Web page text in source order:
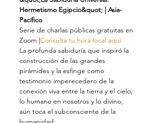
Hermetismo Egipcio&quot; | Asia-
Pacífico
Serie de charlas públicas gratuitas en
Zoom |Consulta tu hora local aquí
La profunda sabiduría que inspiró la
construcción de las grandes
pirámides y la esfinge como
testimonio imperecedero de la
conexión viva entre la tierra y el cielo,
lo humano en nosotros y lo divino,
aún toca el subconsciente de la